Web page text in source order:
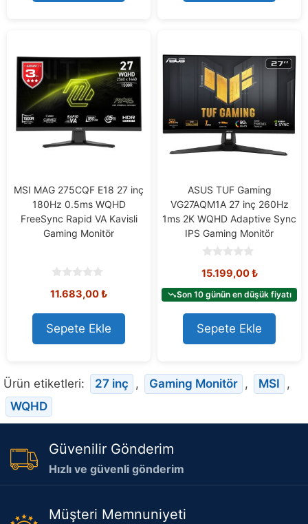
MSI MAG 275CQF E18 27 inç
180Hz 0.5ms WQHD
FreeSync Rapid VA Kavisli
Gaming Monitör
o
t
o
f
5
11.683,00₺
Sepete Ekle
ASUS TUF Gaming
VG27AQM1A 27 inç 260Hz
1ms 2K WQHD Adaptive Sync
IPS Gaming Monitör
o
t
o
f
5
15.199,00₺
Son 10 günün en düşük fiyatı
Sepete Ekle
Ürün etiketleri: 27 inç , Gaming Monitör , MSI
,
WQHD
Güvenilir Gönderim
Hızlı ve güvenli gönderim
Müşteri Memnuniyeti